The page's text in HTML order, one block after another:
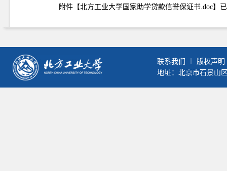
附件【北方工业大学国家助学贷款信誉保证书.doc】
联系我们 版权声明
地址：北京市石景山